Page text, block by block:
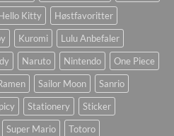
Kitty
Høstfavoritter
Kuromi
Lulu Anbefaler
Naruto Nintendo
One Piece
Sailor Moon
Sanrio
Stationery
Sticker
Super Mario
Totoro